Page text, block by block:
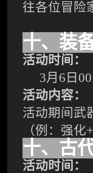
往各位冒险
十、装
活动时间：
3月6日
活动内容：
活动期间武
（例：强
十、古
活动时间：